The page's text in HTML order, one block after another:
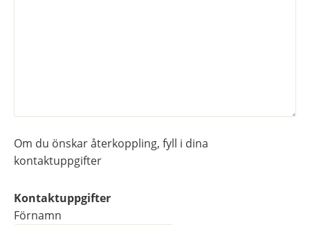
Om du önskar återkoppling, fyll i dina
kontaktuppgifter
Kontaktuppgifter
Kontaktuppgifter
Förnamn